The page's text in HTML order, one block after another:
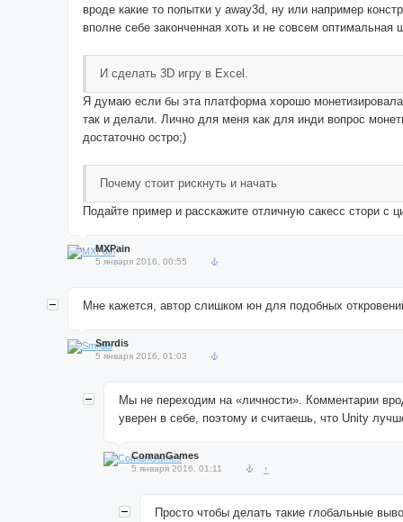
вроде какие то попытки у away3d, ну или например
вполне себе законченная хоть и не совсем оптимальная
И сделать 3D игру в Excel.
Я думаю если бы эта платформа хорошо
так и делали. Лично для меня как для инди вопрос
достаточно остро;)
Почему стоит рискнуть и начать
Подайте пример и расскажите отличную сакесс стори с
MXPain
5 января 2016, 00:55
Мне кажется, автор слишком юн для подобных
Smrdis
5 января 2016, 01:03
Мы не переходим на «личности». Комментарии
уверен в себе, поэтому и считаешь, что Unity
ComanGames
5 января 2016, 01:11 ↑
Просто чтобы делать такие глобальные